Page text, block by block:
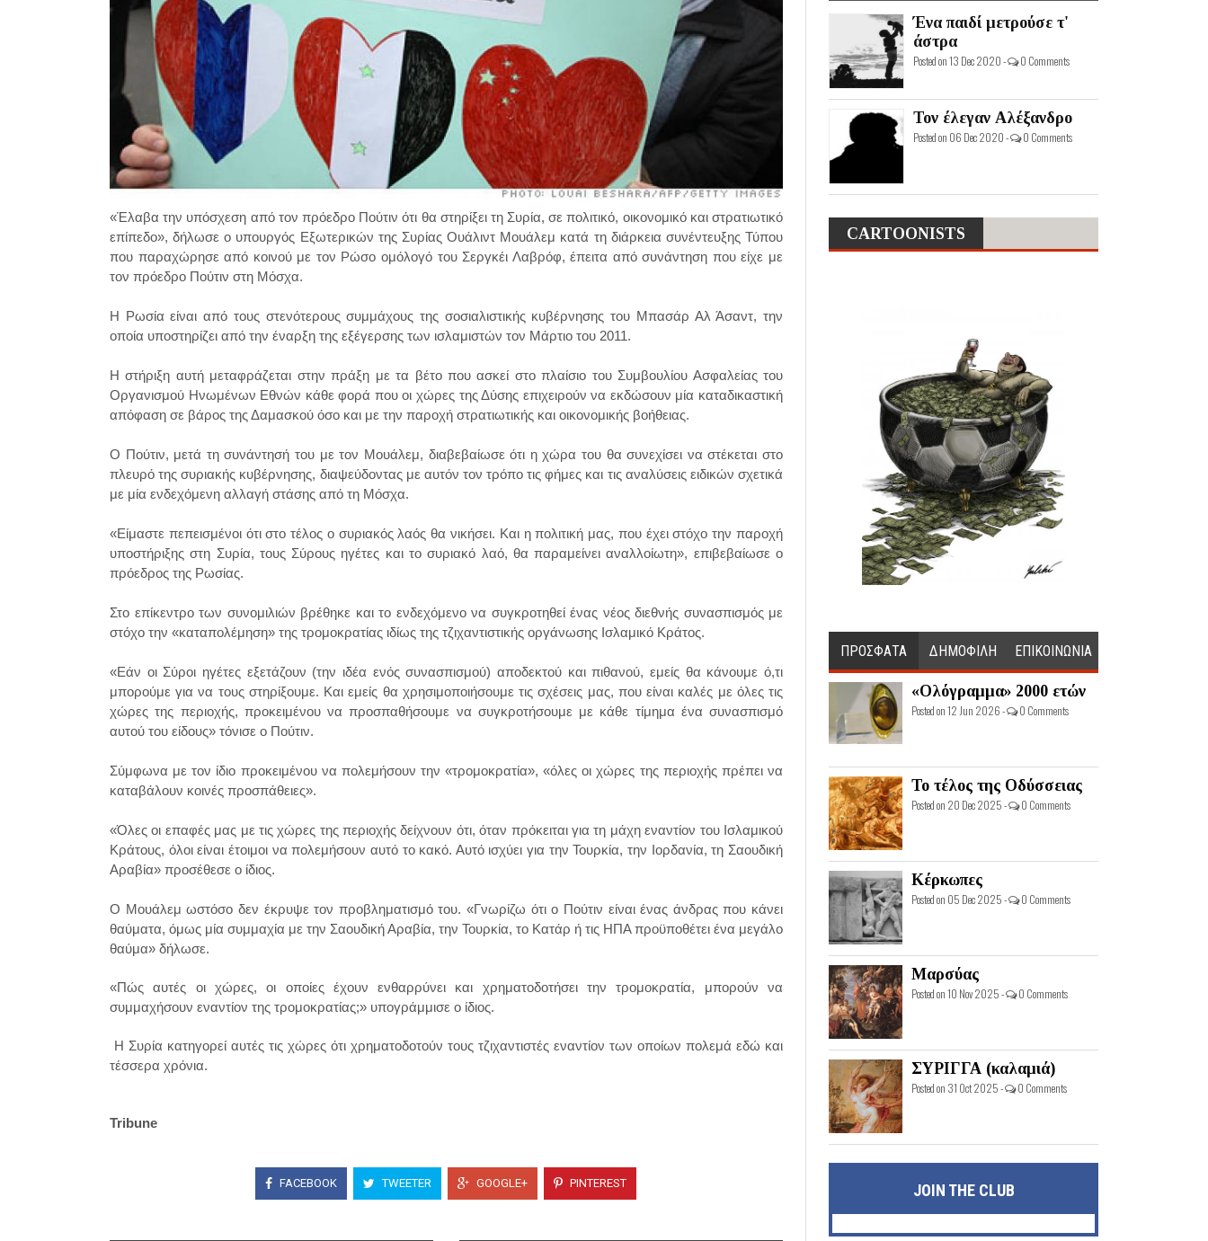
«Έλαβα την υπόσχεση από τον πρόεδρο Πούτιν ότι θα στηρίξει τη Συρία, σε πολιτικό, οικονομικό και στρατιωτικό
επίπεδο», δήλωσε ο υπουργός Εξωτερικών της Συρίας Ουάλιντ Μουάλεμ κατά τη διάρκεια συνέντευξης Τύπου
που παραχώρησε από κοινού με τον Ρώσο ομόλογό του Σεργκέι Λαβρόφ, έπειτα από συνάντηση που είχε με
τον πρόεδρο Πούτιν στη Μόσχα.
Η Ρωσία είναι από τους στενότερους συμμάχους της σοσιαλιστικής κυβέρνησης του Μπασάρ Αλ Άσαντ, την
οποία υποστηρίζει από την έναρξη της εξέγερσης των ισλαμιστών τον Μάρτιο του 2011.
Η στήριξη αυτή μεταφράζεται στην πράξη με τα βέτο που ασκεί στο πλαίσιο του Συμβουλίου Ασφαλείας του
Οργανισμού Ηνωμένων Εθνών κάθε φορά που οι χώρες της Δύσης επιχειρούν να εκδώσουν μία καταδικαστική
απόφαση σε βάρος της Δαμασκού όσο και με την παροχή στρατιωτικής και οικονομικής βοήθειας.
Ο Πούτιν, μετά τη συνάντησή του με τον Μουάλεμ, διαβεβαίωσε ότι η χώρα του θα συνεχίσει να στέκεται στο
πλευρό της συριακής κυβέρνησης, διαψεύδοντας με αυτόν τον τρόπο τις φήμες και τις αναλύσεις ειδικών σχετικά
με μία ενδεχόμενη αλλαγή στάσης από τη Μόσχα.
«Είμαστε πεπεισμένοι ότι στο τέλος ο συριακός λαός θα νικήσει. Και η πολιτική μας, που έχει στόχο την παροχή
υποστήριξης στη Συρία, τους Σύρους ηγέτες και το συριακό λαό, θα παραμείνει αναλλοίωτη», επιβεβαίωσε ο
πρόεδρος της Ρωσίας.
Στο επίκεντρο των συνομιλιών βρέθηκε και το ενδεχόμενο να συγκροτηθεί ένας νέος διεθνής συνασπισμός με
στόχο την «καταπολέμηση» της τρομοκρατίας ιδίως της τζιχαντιστικής οργάνωσης Ισλαμικό Κράτος.
«Εάν οι Σύροι ηγέτες εξετάζουν (την ιδέα ενός συνασπισμού) αποδεκτού και πιθανού, εμείς θα κάνουμε ό,τι
μπορούμε για να τους στηρίξουμε. Και εμείς θα χρησιμοποιήσουμε τις σχέσεις μας, που είναι καλές με όλες τις
χώρες της περιοχής, προκειμένου να προσπαθήσουμε να συγκροτήσουμε με κάθε τίμημα ένα συνασπισμό
αυτού του είδους» τόνισε ο Πούτιν.
Σύμφωνα με τον ίδιο προκειμένου να πολεμήσουν την «τρομοκρατία», «όλες οι χώρες της περιοχής πρέπει να
καταβάλουν κοινές προσπάθειες».
«Όλες οι επαφές μας με τις χώρες της περιοχής δείχνουν ότι, όταν πρόκειται για τη μάχη εναντίον του Ισλαμικού
Κράτους, όλοι είναι έτοιμοι να πολεμήσουν αυτό το κακό. Αυτό ισχύει για την Τουρκία, την Ιορδανία, τη Σαουδική
Αραβία» προσέθεσε ο ίδιος.
Ο Μουάλεμ ωστόσο δεν έκρυψε τον προβληματισμό του. «Γνωρίζω ότι ο Πούτιν είναι ένας άνδρας που κάνει
θαύματα, όμως μία συμμαχία με την Σαουδική Αραβία, την Τουρκία, το Κατάρ ή τις ΗΠΑ προϋποθέτει ένα μεγάλο
θαύμα» δήλωσε.
«Πώς αυτές οι χώρες, οι οποίες έχουν ενθαρρύνει και χρηματοδοτήσει την τρομοκρατία, μπορούν να
συμμαχήσουν εναντίον της τρομοκρατίας;» υπογράμμισε ο ίδιος.
Η Συρία κατηγορεί αυτές τις χώρες ότι χρηματοδοτούν τους τζιχαντιστές εναντίον των οποίων πολεμά εδώ και
τέσσερα χρόνια.
Tribune
FACEBOOK TWEETER GOOGLE+ PINTEREST
Ένα παιδί μετρούσε τ'
άστρα
Posted on 13 Dec 2020 - 0 Comments
Τον έλεγαν Αλέξανδρο
Posted on 06 Dec 2020 - 0 Comments
CARTOONISTS
ΠΡΟΣΦΑΤΑ ΔΗΜΟΦΙΛΗ ΕΠΙΚΟΙΝΩΝΙΑ
«Ολόγραμμα» 2000 ετών
Posted on 12 Jun 2026 - 0 Comments
Το τέλος της Οδύσσειας
Posted on 20 Dec 2025 - 0 Comments
Κέρκωπες
Posted on 05 Dec 2025 - 0 Comments
Μαρσύας
Posted on 10 Nov 2025 - 0 Comments
ΣΥΡΙΓΓΑ (καλαμιά)
Posted on 31 Oct 2025 - 0 Comments
JOIN THE CLUB